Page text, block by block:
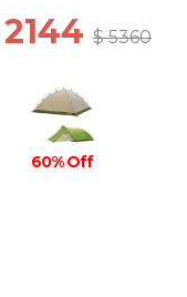
$ 5360
60% Off